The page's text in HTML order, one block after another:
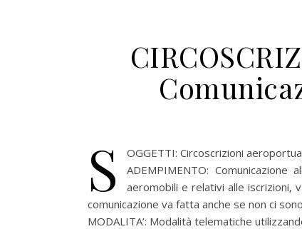
S
OGGETTI: Circoscrizioni
ADEMPIMENTO:
aeromobili e relativi alle iscrizioni,
comunicazione va fatta anche se non ci
MODALITA’: Modalità telematiche